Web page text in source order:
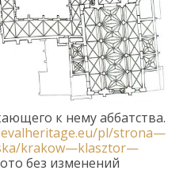
к немуаббатства.
.eu/pl/strona—
/krakow—klasztor—
без изменений